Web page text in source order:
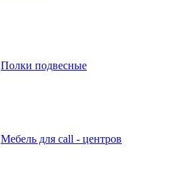
Полки подвесные
Мебель для call - центров